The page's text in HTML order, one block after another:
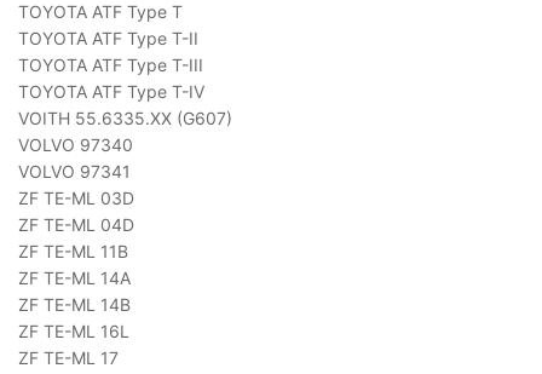
TOYOTA ATF Type T
TOYOTA ATF Type T-II
TOYOTA ATF Type T-III
TOYOTA ATF Type T-IV
VOITH 55.6335.XX (G607)
VOLVO 97340
VOLVO 97341
ZF TE-ML 03D
ZF TE-ML 04D
ZF TE-ML 11B
ZF TE-ML 14A
ZF TE-ML 14B
ZF TE-ML 16L
ZF TE-ML 17